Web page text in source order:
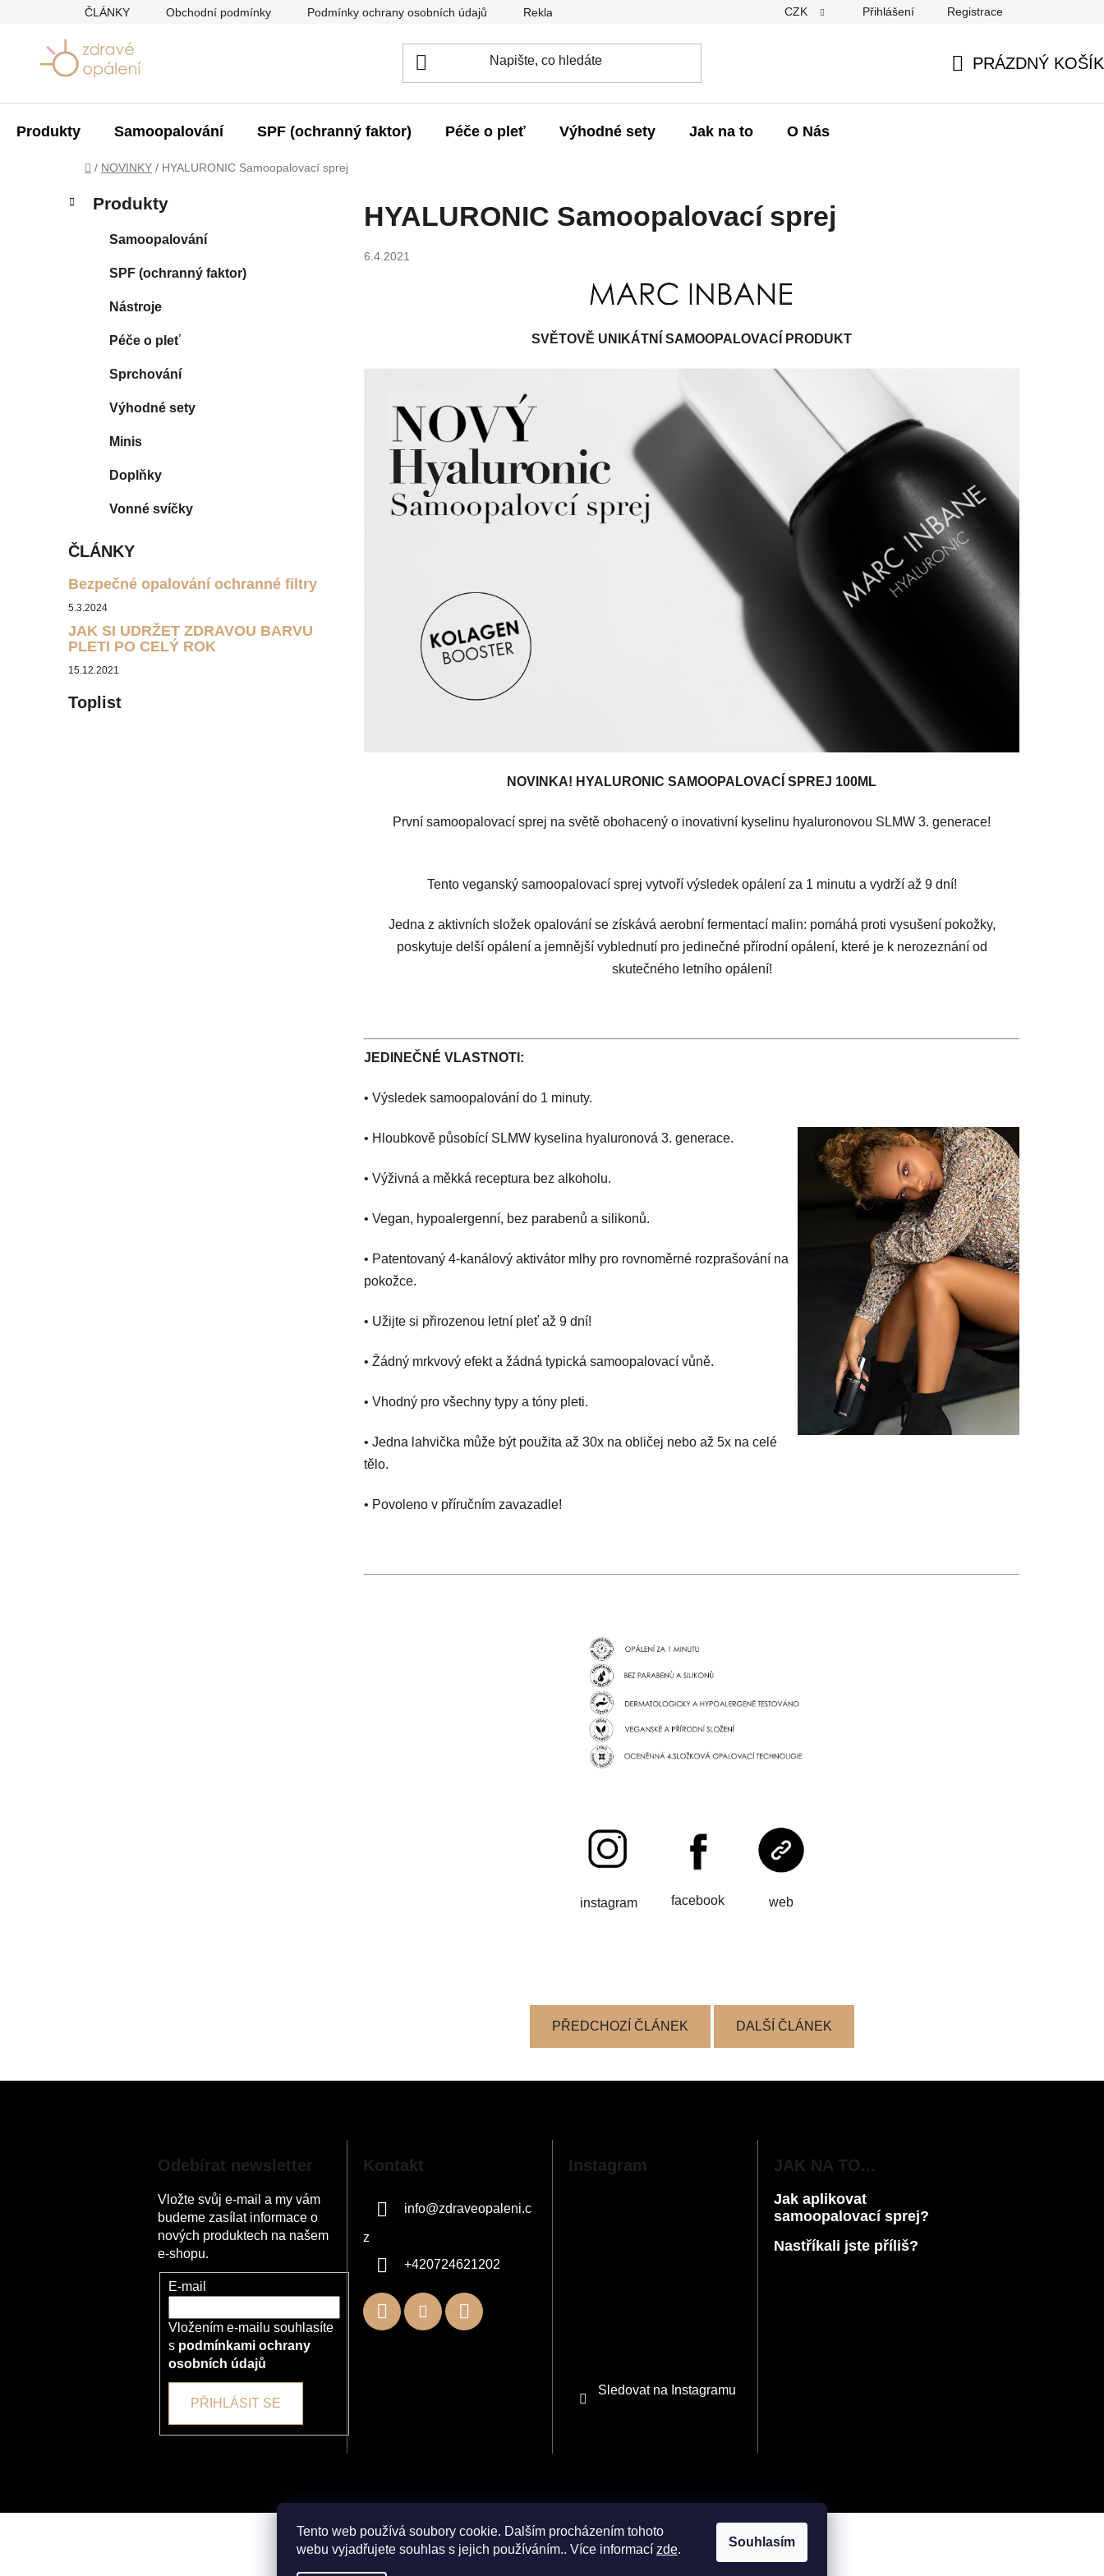
Tento web používá soubory cookie. Dalším procházením tohoto
webu vyjadřujete souhlas s jejich používáním.. Více informací zde.
Souhlasím
ČLÁNKY Obchodní podmínky Podmínky ochrany osobních údajů Reklamace Kontakty Hodnocení obchodu Jak na to
CZK Přihlášení Registrace
PRÁZDNÝ KOŠÍK
Produkty Samoopalování SPF (ochranný faktor) Péče o pleť Výhodné sety Jak na to O Nás
Domů
/ NOVINKY / HYALURONIC Samoopalovací sprej
P
kategorie
a
Produkty
Samoopalování
SPF (ochranný faktor)
Nástroje
Péče o pleť
Sprchování
Výhodné sety
Minis
Doplňky
Vonné svíčky
ČLÁNKY
Bezpečné opalování ochranné filtry
5.3.2024
JAK SI UDRŽET ZDRAVOU BARVU
PLETI PO CELÝ ROK
15.12.2021
Toplist
HYALURONIC Samoopalovací sprej
6.4.2021
SVĚTOVĚ UNIKÁTNÍ SAMOOPALOVACÍ PRODUKT
NOVINKA! HYALURONIC SAMOOPALOVACÍ SPREJ 100ML
První samoopalovací sprej na světě obohacený o inovativní kyselinu hyaluronovou SLMW 3. generace!
Tento veganský samoopalovací sprej vytvoří výsledek opálení za 1 minutu a vydrží až 9 dní!
Jedna z aktivních složek opalování se získává aerobní fermentací malin: pomáhá proti vysušení pokožky,
poskytuje delší opálení a jemnější vyblednutí pro jedinečné přírodní opálení, které je k nerozeznání od
skutečného letního opálení!
JEDINEČNÉ VLASTNOTI:
• Výsledek samoopalování do 1 minuty.
• Hloubkově působící SLMW kyselina hyaluronová 3. generace.
• Výživná a měkká receptura bez alkoholu.
• Vegan, hypoalergenní, bez parabenů a silikonů.
• Patentovaný 4-kanálový aktivátor mlhy pro rovnoměrné rozprašování na
pokožce.
• Užijte si přirozenou letní pleť až 9 dní!
• Žádný mrkvový efekt a žádná typická samoopalovací vůně.
• Vhodný pro všechny typy a tóny pleti.
• Jedna lahvička může být použita až 30x na obličej nebo až 5x na celé
tělo.
• Povoleno v příručním zavazadle!
instagram facebook web
PŘEDCHOZÍ ČLÁNEK DALŠÍ ČLÁNEK
Odebírat newsletter
Vložte svůj e-mail a my vám
budeme zasílat informace o
nových produktech na našem
e-shopu.
E-mail
Vložením e-mailu souhlasíte
s podmínkami ochrany
osobních údajů
PŘIHLÁSIT SE
Kontakt
info@zdraveopaleni.c
z
+420724621202
Instagram
Sledovat na Instagramu
JAK NA TO...
Jak aplikovat
samoopalovací sprej?
Nastříkali jste příliš?
ZDRAVÉ OPALENÍ. Všechna práva vyhrazena.